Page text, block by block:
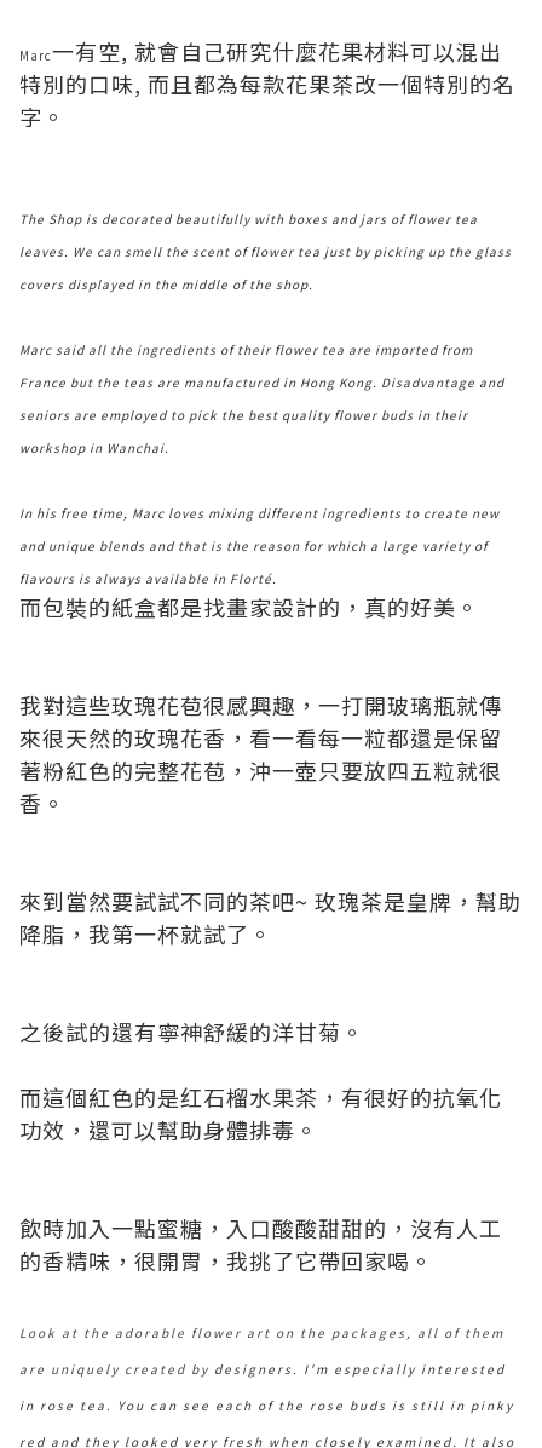
Marc一有空, 就會自己研究什麼花果材料可以混出
特別的口味, 而且都為每款花果茶改一個特別的名
字。
The Shop is decorated beautifully with boxes and jars of flower tea
leaves. We can smell the scent of flower tea just by picking up the glass
covers displayed in the middle of the shop.
Marc said all the ingredients of their flower tea are imported from
France but the teas are manufactured in Hong Kong. Disadvantage and
seniors are employed to pick the best quality flower buds in their
workshop in Wanchai.
In his free time, Marc loves mixing different ingredients to create new
and unique blends and that is the reason for which a large variety of
flavours is always available in Florté.
而包裝的紙盒都是找畫家設計的，真的好美。
我對這些玫瑰花苞很感興趣，一打開玻璃瓶就傳
來很天然的玫瑰花香，看一看每一粒都還是保留
著粉紅色的完整花苞，沖一壺只要放四五粒就很
香。
來到當然要試試不同的茶吧~ 玫瑰茶是皇牌，幫助
降脂，我第一杯就試了。
之後試的還有寧神舒緩的洋甘菊。
而這個紅色的是红石榴水果茶，有很好的抗氧化
功效，還可以幫助身體排毒。
飲時加入一點蜜糖，入口酸酸甜甜的，沒有人工
的香精味，很開胃，我挑了它帶回家喝。
Look at the adorable flower art on the packages, all of them
are uniquely created by designers. I'm especially interested
in rose tea. You can see each of the rose buds is still in pinky
red and they looked very fresh when closely examined. It also